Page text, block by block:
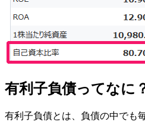
有利子負債ってなに
有利子負債とは、負債の中でも